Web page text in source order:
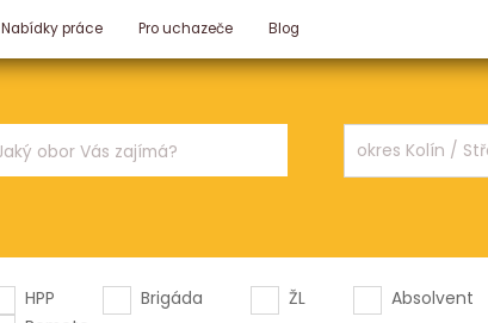
Nabídky práce Pro uchazeče Blog
HPP
Brigáda ŽL Absolvent